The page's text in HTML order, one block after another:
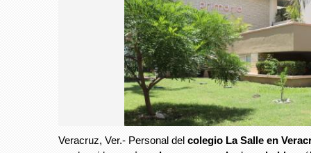
Veracruz, Ver.- Personal del colegio La Salle en